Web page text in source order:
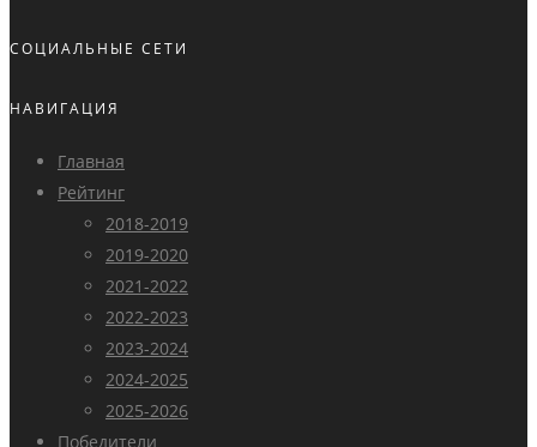
СОЦИАЛЬНЫЕ СЕТИ
НАВИГАЦИЯ
Главная
Рейтинг
2018-2019
2019-2020
2021-2022
2022-2023
2023-2024
2024-2025
2025-2026
Победители